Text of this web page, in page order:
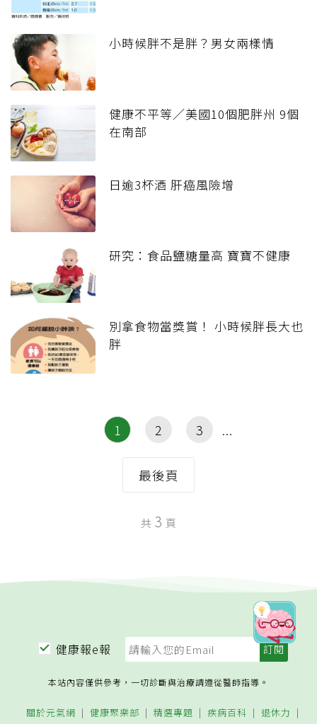
小時候胖不是胖？男女兩樣情
健康不平等／美國10個肥胖州 9個
在南部
日逾3杯酒 肝癌風險增
研究：食品鹽糖量高 寶寶不健康
別拿食物當獎賞！ 小時候胖長大也
胖
1 2 3
最後頁
共 3 頁
健康報e報
本站內容僅供參考，一切診斷與治療請遵從醫師指導。
關於元氣網 健康聚樂部 精選專題 疾病百科 退休力